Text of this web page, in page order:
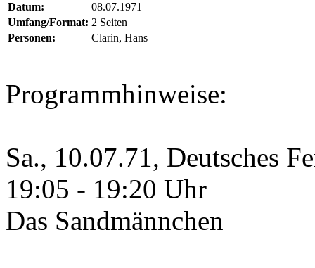
Datum:
08.07.1971
Umfang/Format: 2 Seiten
Personen:
Clarin, Hans
Programmhinweise:
Sa., 10.07.71, Deutsches
19:05 - 19:20 Uhr
Das Sandmännchen